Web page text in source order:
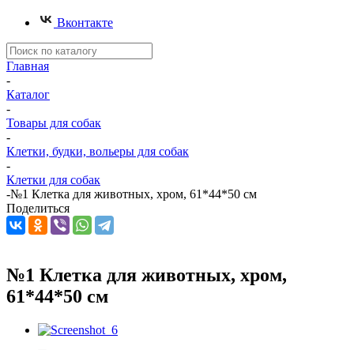
Вконтакте
Главная
-
Каталог
-
Товары для собак
-
Клетки, будки, вольеры для собак
-
Клетки для собак
-№1 Клетка для животных, хром, 61*44*50 см
Поделиться
№1 Клетка для животных, хром,
61*44*50 см